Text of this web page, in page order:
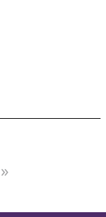
»